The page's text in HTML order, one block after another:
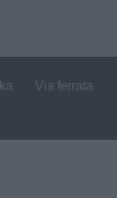
Via ferrata